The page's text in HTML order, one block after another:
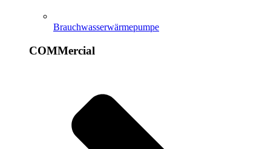
Brauchwasserwärmepumpe
COMMercial